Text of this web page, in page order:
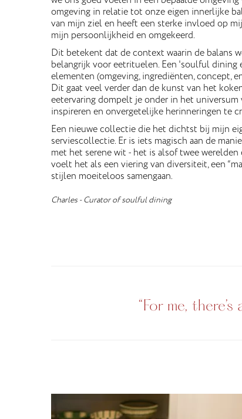
omgeving in relatie tot onze eigen innerlijke
van mijn ziel en heeft een sterke invloed op
mijn persoonlijkheid en omgekeerd.
Dit betekent dat de context waarin de balans
belangrijk voor eetrituelen. Een 'soulful
elementen (omgeving, ingrediënten, concept,
Dit gaat veel verder dan de kunst van het
eetervaring dompelt je onder in het
inspireren en onvergetelijke herinneringen te
Een nieuwe collectie die het dichtst bij mijn
serviescollectie. Er is iets magisch aan de
met het serene wit - het is alsof twee
voelt het als een viering van diversiteit, een
stijlen moeiteloos samengaan.
Charles - Curator of soulful dining
“For me,